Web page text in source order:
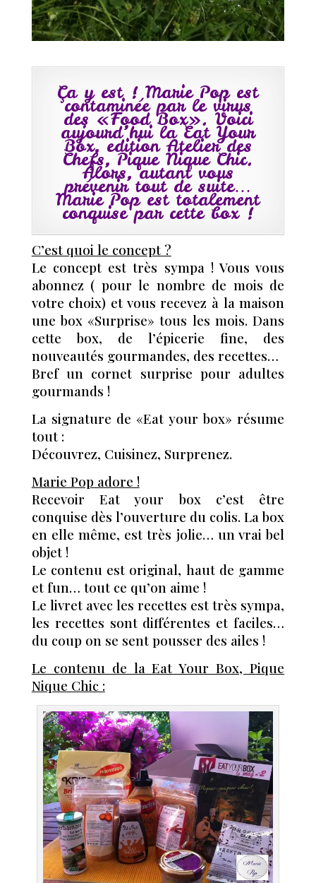
Ça y est ! Marie Pop est
contaminée par le virus
des «Food Box». Voici
aujourd’hui la Eat Your
Box, edition Atelier des
Chefs, Pique Nique Chic.
Alors, autant vous
prévenir tout de suite…
Marie Pop est totalement
conquise par cette box !
C’est quoi le concept ?
Le concept est très sympa ! Vous vous
abonnez ( pour le nombre de mois de
votre choix) et vous recevez à la maison
une box «Surprise» tous les mois. Dans
cette box, de l’épicerie fine, des
nouveautés gourmandes, des recettes…
Bref un cornet surprise pour adultes
gourmands !
La signature de «Eat your box» résume
tout :
Découvrez, Cuisinez, Surprenez.
Marie Pop adore !
Recevoir Eat your box c’est être
conquise dès l’ouverture du colis. La box
en elle même, est très jolie… un vrai bel
objet !
Le contenu est original, haut de gamme
et fun… tout ce qu’on aime !
Le livret avec les recettes est très sympa,
les recettes sont différentes et faciles…
du coup on se sent pousser des ailes !
Le contenu de la Eat Your Box, Pique
Nique Chic :